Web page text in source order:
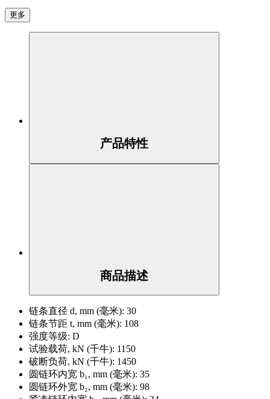
更多
产品特性
商品描述
链条直径 d, mm (毫米): 30
链条节距 t, mm (毫米): 108
强度等级: D
试验载荷, kΝ (千牛): 1150
破断负荷, kΝ (千牛): 1450
圆链环内宽 b₁, mm (毫米): 35
圆链环外宽 b₂, mm (毫米): 98